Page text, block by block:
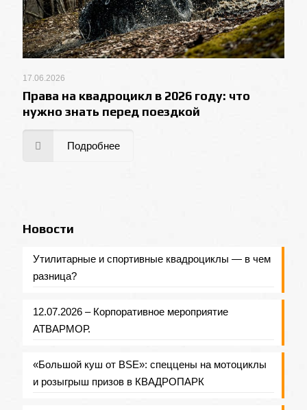
17.06.2026
Права на квадроцикл в 2026 году: что
нужно знать перед поездкой
Подробнее
Новости
Утилитарные и спортивные квадроциклы — в чем
разница?
12.07.2026 – Корпоративное мероприятие
АТВАРМОР.
«Большой куш от BSE»: спеццены на мотоциклы
и розыгрыш призов в КВАДРОПАРК